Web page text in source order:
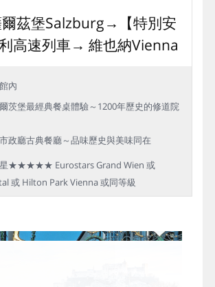
茲堡Salzburg→【特別安
⾼速列⾞→ 維也納Vienna
內
爾茨堡最經典餐桌體驗～1200年歷史的修道院
市政廳古典餐廳～品味歷史與美味同在
★★★★★ Eurostars Grand Wien 或
或 Hilton Park Vienna 或同等級